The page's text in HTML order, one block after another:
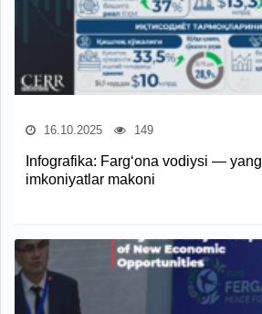
16.10.2025 149
Infografika: Farg‘ona vodiysi —
imkoniyatlar makoni